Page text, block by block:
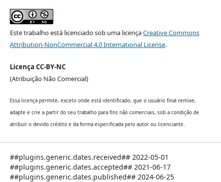
Este trabalho está licenciado sob uma licençaCreative Commons
Attribution-NonCommercial 4.0 International License.
Licença CC-BY-NC
(Atribuição Não Comercial)
Essa licença permite, exceto onde está identificado, que o usuário final remixe,
adapte e crie a partir do seu trabalho para fins não comerciais, sob a condição de
atribuir o devido crédito e da forma especificada pelo autor ou licenciante.
##plugins.generic.dates.received## 2022-05-01
##plugins.generic.dates.accepted## 2021-06-17
##plugins.generic.dates.published## 2024-06-25